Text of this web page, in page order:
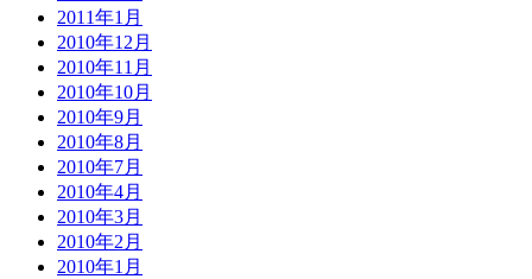
2011年1月
2010年12月
2010年11月
2010年10月
2010年9月
2010年8月
2010年7月
2010年4月
2010年3月
2010年2月
2010年1月